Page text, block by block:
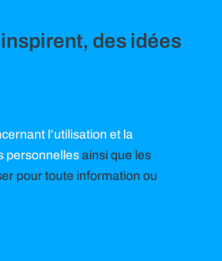
des idées
l’utilisation et la
personnelles ainsi que les
pour toute information ou